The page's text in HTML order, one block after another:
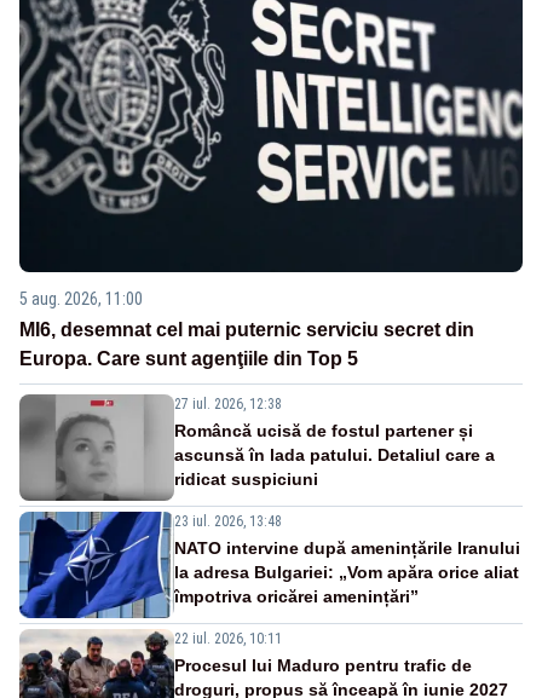
5 aug. 2026, 11:00
MI6, desemnat cel mai puternic serviciu secret din
Europa. Care sunt agenţiile din Top 5
27 iul. 2026, 12:38
Româncă ucisă de fostul partener și
ascunsă în lada patului. Detaliul care a
ridicat suspiciuni
23 iul. 2026, 13:48
NATO intervine după amenințările Iranului
la adresa Bulgariei: „Vom apăra orice aliat
împotriva oricărei amenințări”
22 iul. 2026, 10:11
Procesul lui Maduro pentru trafic de
droguri, propus să înceapă în iunie 2027